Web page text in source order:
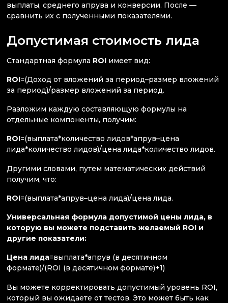
выплаты, среднего апрува и конверсии. После —
сравнить их с полученными показателями.
Допустимая стоимость лида
Стандартная формула ROI имеет вид:
ROI=(Доход от вложений за период–размер вложений
за период)/размер вложений за период.
Разложим каждую составляющую формулы на
отдельные компоненты, получим:
ROI=(выплата*количество лидов*апрув–цена
лида*количество лидов)/цена лида*количество лидов.
Другими словами, путем математических действий
получим, что:
ROI=(выплата*апрув–цена лида)/цена лида.
Универсальная формула допустимой цены лида, в
которую вы можете подставить желаемый ROI и
другие показатели:
Цена лида=выплата*апрув (в десятичном
формате)/(ROI (в десятичном формате)+1)
Вы можете корректировать допустимый уровень ROI,
который вы ожидаете от тестов. Это может быть как